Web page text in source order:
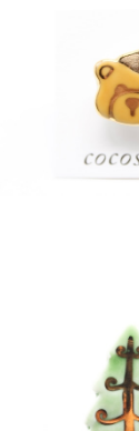
有田焼ブローチ
SOLD
有田焼ブローチ ク
SOLD